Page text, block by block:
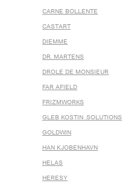
CARNE BOLLENTE
CASTART
DIEMME
DR. MARTENS
DROLE DE MONSIEUR
FAR AFIELD
FRIZMWORKS
GLEB KOSTIN .SOLUTIONS
GOLDWIN
HAN KJOBENHAVN
HELAS
HERESY